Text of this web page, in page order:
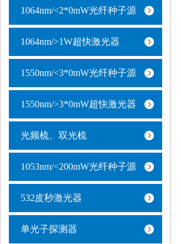
1064nm/<2*0mW光纤种子源
1064nm/>1W超快激光器
1550nm/<3*0mW光纤种子源
1550nm/>3*0mW超快激光器
光频梳、双光梳
1053nm/<200mW光纤种子源
532皮秒激光器
单光子探测器